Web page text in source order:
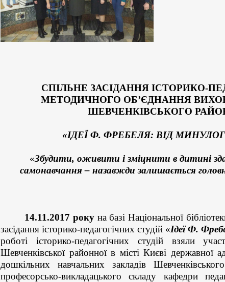
СПІЛЬНЕ ЗАСІДАННЯ ІСТОРИКО-
МЕТОДИЧНОГО ОБ’ЄДНАННЯ
ШЕВЧЕНКІВСЬКОГО
«ІДЕЇ Ф. ФРЕБЕЛЯ: ВІД
«Збудити, оживити і зміцнити в дитині
самонавчання – назавжди залишається
14.11.2017 рокуна базі Національної
засідання історико-педагогічних студій «Ідеї Ф.
роботі історико-педагогічних студій взяли
Шевченківської районної в місті Києві державної
дошкільних навчальних закладів Шевченківського
професорсько-викладацького складу кафедри